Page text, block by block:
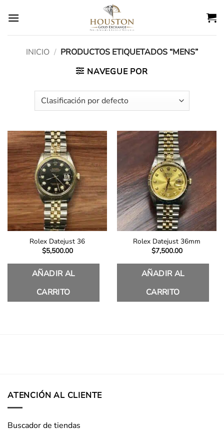
INICIO / PRODUCTOS ETIQUETADOS “MENS”
NAVEGUE POR
Rolex Datejust 36
$5,500.00
AÑADIR AL
CARRITO
Rolex Datejust 36mm
$7,500.00
AÑADIR AL
CARRITO
ATENCIÓN AL CLIENTE
Buscador de tiendas